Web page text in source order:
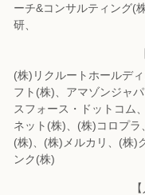
ーチ&コンサルティング(株
研、
(株)リクルートホールデ
フト(株)、 アマゾンジャ
スフォース・ドットコム、
ネット(株)、(株)コロプラ
(株)、(株)メルカリ、(株)
ンク(株)